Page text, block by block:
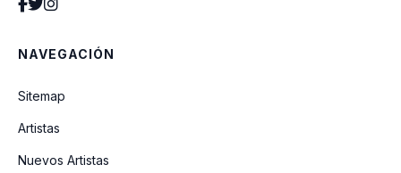
NAVEGACIÓN
Sitemap
Artistas
Nuevos Artistas